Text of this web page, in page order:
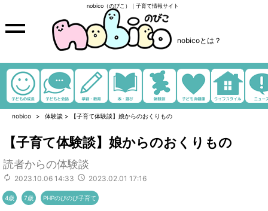
nobico（のびこ）｜子育て情報サイト
nobicoとは？
nobico 体験談 > 【子育て体験談】娘からのおくりもの
【子育て体験談】娘からのおくりもの
読者からの体験談
2023.10.06 14:33 2023.02.01 17:16
4歳 7歳 PHPのびのび子育て